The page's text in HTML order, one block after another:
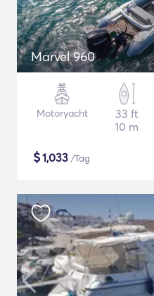
Marvel 960
Motoryacht
33 ft
10 m
$1,033 /Tag